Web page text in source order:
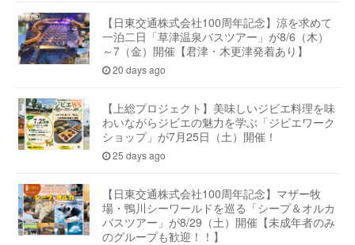
【日東交通株式会社100周年記念】涼を求めて
一泊二日「草津温泉バスツアー」が8/6（木）
～7（金）開催【君津・木更津発着あり】
20 days ago
【上総プロジェクト】美味しいジビエ料理を味
わいながらジビエの魅力を学ぶ「ジビエワーク
ショップ」が7月25日（土）開催！
25 days ago
【日東交通株式会社100周年記念】マザー牧
場・鴨川シーワールドを巡る「シープ＆オルカ
バスツアー」が8/29（土）開催【未成年者のみ
のグループも歓迎！！】